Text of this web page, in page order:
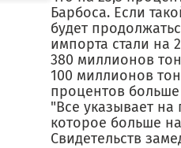
Барбоса. Если
будет
импорта стали на
380 миллионов
100 миллионов
процентов больше
"Все указывает
которое больше
Свидетельств